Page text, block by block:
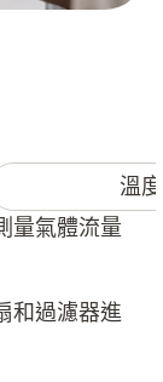
溫
量氣體流量
和過濾器進